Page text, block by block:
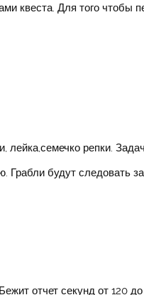
квеста. Для того
репки.
Грабли будут следовать
отчет секунд от 120